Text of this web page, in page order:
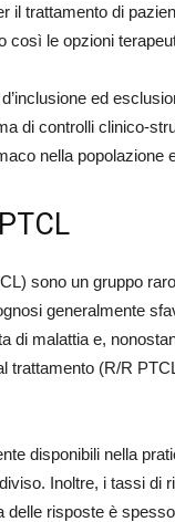
il trattamento di
così le opzioni
ed
di controlli clinico-
nella popolazione
sono un gruppo
generalmente
di malattia e,
trattamento (R/R
disponibili nella
Inoltre, i tassi di
delle risposte è